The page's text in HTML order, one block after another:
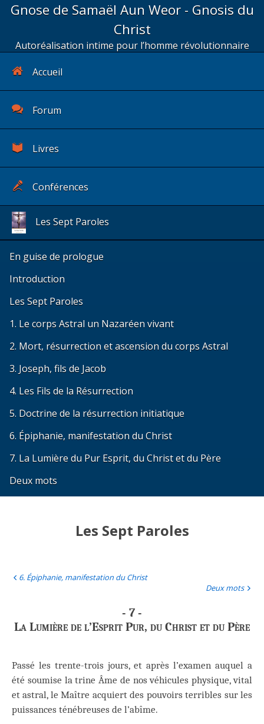
Gnose de Samaël Aun Weor - Gnosis du
Christ
Autoréalisation intime pour l’homme révolutionnaire
Accueil
Forum
Livres
Conférences
Les Sept Paroles
En guise de prologue
Introduction
Les Sept Paroles
1. Le corps Astral un Nazaréen vivant
2. Mort, résurrection et ascension du corps Astral
3. Joseph, fils de Jacob
4. Les Fils de la Résurrection
5. Doctrine de la résurrection initiatique
6. Épiphanie, manifestation du Christ
7. La Lumière du Pur Esprit, du Christ et du Père
Deux mots
Les Sept Paroles
6. Épiphanie, manifestation du Christ
Deux mots
- 7 -
La Lumière de l’Esprit Pur, du Christ et du Père
Passé les trente-trois jours, et après l’examen auquel a
été soumise la trine Âme de nos véhicules physique, vital
et astral, le Maître acquiert des pouvoirs terribles sur les
puissances ténébreuses de l’abîme.